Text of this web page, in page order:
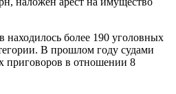
находилось более 190 уголовных
В прошлом году судами
приговоров в отношении 8